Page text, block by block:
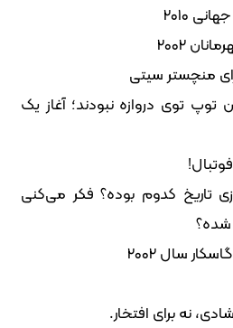
۲۰۱۰
۲۰۰۲
توی دروازه نبودند؛ آغاز یک
تاریخ کدوم بوده؟ فکر می‌کنی
شده؟
سال ۲۰۰۲
نه برای افتخار.